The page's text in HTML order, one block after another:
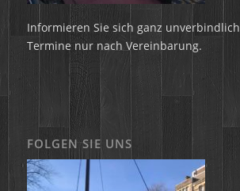
Informieren Sie sich ganz unverbindlich
Termine nur nach Vereinbarung.
FOLGEN SIE UNS